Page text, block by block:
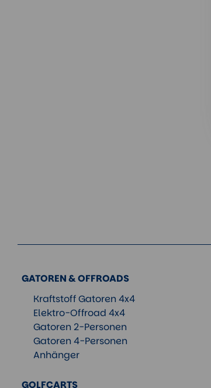
GATOREN & OFFROADS
Kraftstoff Gatoren 4x4
Elektro-Offroad 4x4
Gatoren 2-Personen
Gatoren 4-Personen
Anhänger
GOLFCARTS